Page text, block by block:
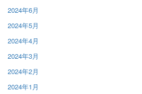
2024年6月
2024年5月
2024年4月
2024年3月
2024年2月
2024年1月